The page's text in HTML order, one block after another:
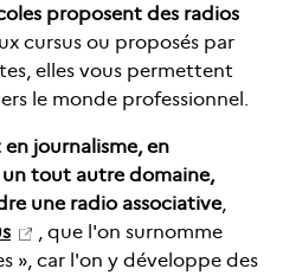
proposent des radios
cursus ou proposés par
elles vous permettent
le monde professionnel.
journalisme, en
tout autre domaine,
une radio associative,
, que l'on surnomme
», car l'on y développe des